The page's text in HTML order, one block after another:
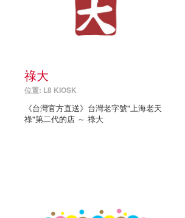
祿大
位置: L8 KIOSK
《台灣官方直送》台灣老字號"上海老天
祿"第二代的店 ～ 祿大